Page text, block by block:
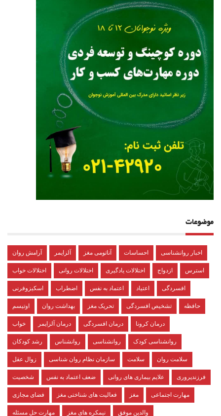
موضوعات
آرامش روان آلزایمر آناتومی مغز احساسات اخبار روانشناسی
اختلالات خواب اختلالات روانی اختلالات یادگیری ازدواج استرس
اسکیزوفرنی اضطراب اعتماد به نفس اعتیاد افسردگی
اوتیسم بهداشت روان تحریک مغز تشخیص افسردگی حافظه
خواب درمان آلزایمر درمان افسردگی درمان کرونا
رشد کودکان روانشناس روانشناسی روانشناسی کودک
زوال عقل سازمان نظام روان شناسی سلامت سلامت روان
شخصیت ضعف اعتماد به نفس علایم بیماری های روانی فرزندپروری
فضای مجازی فعالیت های شناختی مغز مغز مهارت اجتماعی
مهارت حل مسئله نیمکره های مغز والدین موفق